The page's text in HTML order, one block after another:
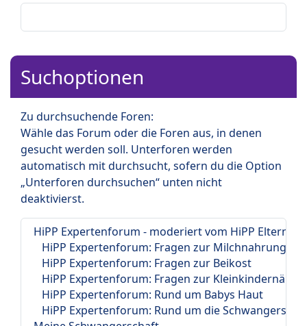
Suchoptionen
Zu durchsuchende Foren:
Wähle das Forum oder die Foren aus, in denen
gesucht werden soll. Unterforen werden
automatisch mit durchsucht, sofern du die Option
„Unterforen durchsuchen“ unten nicht
deaktivierst.